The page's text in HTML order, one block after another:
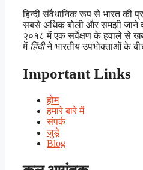
हिन्दी संवैधानिक रूप से भारत की
सबसे अधिक बोली और समझी जाने
२०१८ में एक सर्वेक्षण के हवाले से
में हिंदीने भारतीय उपभोक्ताओं के
Important Links
होम
हमारे बारे में
संपर्क
जुड़े
Blog